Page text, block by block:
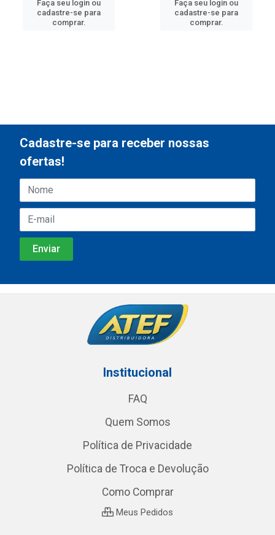
Faça seu login ou
cadastre-se para
comprar.
Faça seu login ou
cadastre-se para
comprar.
Cadastre-se para receber nossas
ofertas!
Institucional
FAQ
Quem Somos
Política de Privacidade
Política de Troca e Devolução
Como Comprar
Meus Pedidos